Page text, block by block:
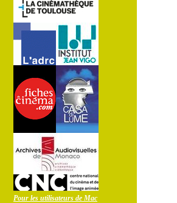
Pour les utilisateurs de Mac